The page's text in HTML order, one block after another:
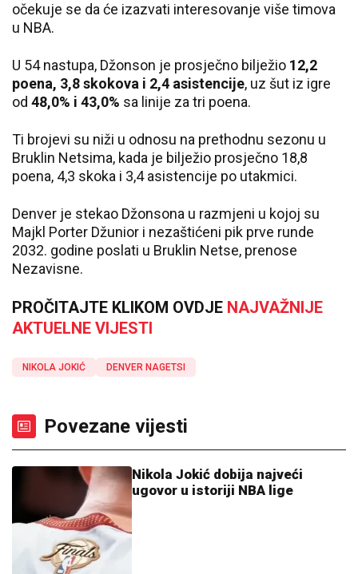
očekuje se da će izazvati interesovanje više timova
u NBA.
U 54 nastupa, Džonson je prosječno bilježio 12,2
poena, 3,8 skokova i 2,4 asistencije, uz šut iz igre
od 48,0% i 43,0% sa linije za tri poena.
Ti brojevi su niži u odnosu na prethodnu sezonu u
Bruklin Netsima, kada je bilježio prosječno 18,8
poena, 4,3 skoka i 3,4 asistencije po utakmici.
Denver je stekao Džonsona u razmjeni u kojoj su
Majkl Porter Džunior i nezaštićeni pik prve runde
2032. godine poslati u Bruklin Netse, prenose
Nezavisne.
PROČITAJTE KLIKOM OVDJE NAJVAŽNIJE
AKTUELNE VIJESTI
NIKOLA JOKIĆ DENVER NAGETSI
Povezane vijesti
Nikola Jokić dobija najveći
ugovor u istoriji NBA lige